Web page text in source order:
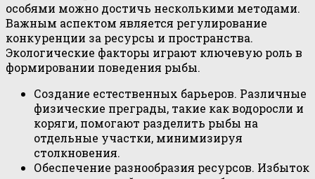
особями можно достичь несколькими методами.
Важным аспектом является регулирование
конкуренции за ресурсы и пространства.
Экологические факторы играют ключевую роль в
формировании поведения рыбы.
Создание естественных барьеров. Различные
физические преграды, такие как водоросли и
коряги, помогают разделить рыбы на
отдельные участки, минимизируя
столкновения.
Обеспечение разнообразия ресурсов. Избыток